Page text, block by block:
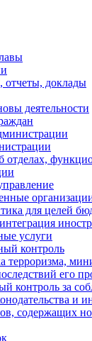
отчеты, доклады
деятельности
отделах,
для целей
услуги
контроль
терроризма,
его
контроль за
и
содержащих